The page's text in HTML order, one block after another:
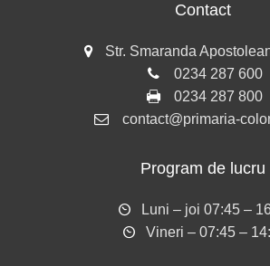
Contact
Str. Smaranda
0234 287 600
0234 287 800
contact@primaria-
Program de lucru
Luni – joi 07:45 –
Vineri – 07:45 –